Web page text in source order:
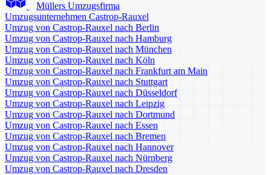
Müllers Umzugsfirma
Umzugsunternehmen Castrop-Rauxel
Umzug von Castrop-Rauxel nach Berlin
Umzug von Castrop-Rauxel nach Hamburg
Umzug von Castrop-Rauxel nach München
Umzug von Castrop-Rauxel nach Köln
Umzug von Castrop-Rauxel nach Frankfurt am Main
Umzug von Castrop-Rauxel nach Stuttgart
Umzug von Castrop-Rauxel nach Düsseldorf
Umzug von Castrop-Rauxel nach Leipzig
Umzug von Castrop-Rauxel nach Dortmund
Umzug von Castrop-Rauxel nach Essen
Umzug von Castrop-Rauxel nach Bremen
Umzug von Castrop-Rauxel nach Hannover
Umzug von Castrop-Rauxel nach Nürnberg
Umzug von Castrop-Rauxel nach Dresden